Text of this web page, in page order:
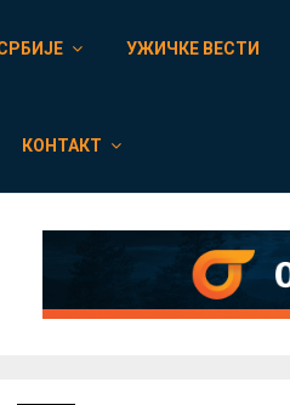
УЖИЧКЕ ВЕСТИ
КОНТАКТ